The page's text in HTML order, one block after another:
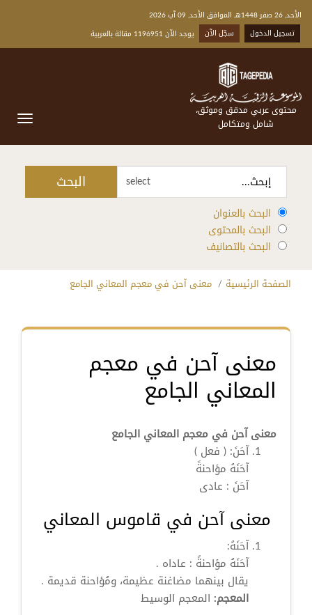
الأحد, 26 صفر 1448هـ الموافق الأحد, 09 آب 2026
تسجيل الدخول
سجّل الآن يوجد الآن 1196951 مقالة بالعربية
محتوى عربي مدقق وموثق،
شامل ومتكامل
select البحث
البحث بالعنوان
البحث بالمحتوى
البحث بالتصانيف
الصفحة الرئيسية معنى آحن في معجم المعاني الجامع
معنى آحن في معجم
المعاني الجامع
معنى آحن في معجم المعاني الجامع
آحَنَ: ( فعل )
آحَنَهُ مؤاحنةً
آحَنَ : عادى
معنى آحن في قاموس المعاني
آحَنَهُ:
آحَنَهُ مؤاحنةً : عاداه .
يقال بينهما مضاغنة عظيمة، ومُؤاحنة قديمة .
المعجم: المعجم الوسيط